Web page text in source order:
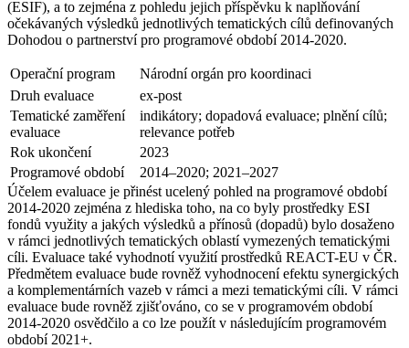
(ESIF), a to zejména z pohledu jejich příspěvku k naplňování
očekávaných výsledků jednotlivých tematických cílů definovaných
Dohodou o partnerství pro programové období 2014-2020.
Operační program
Národní orgán pro koordinaci
Druh evaluace
ex-post
Tematické zaměření
evaluace
indikátory; dopadová evaluace; plnění cílů;
relevance potřeb
Rok ukončení
2023
Programové období
2014–2020; 2021–2027
Účelem evaluace je přinést ucelený pohled na programové období
2014-2020 zejména z hlediska toho, na co byly prostředky ESI
fondů využity a jakých výsledků a přínosů (dopadů) bylo dosaženo
v rámci jednotlivých tematických oblastí vymezených tematickými
cíli. Evaluace také vyhodnotí využití prostředků REACT-EU v ČR.
Předmětem evaluace bude rovněž vyhodnocení efektu synergických
a komplementárních vazeb v rámci a mezi tematickými cíli. V rámci
evaluace bude rovněž zjišťováno, co se v programovém období
2014-2020 osvědčilo a co lze použít v následujícím programovém
období 2021+.